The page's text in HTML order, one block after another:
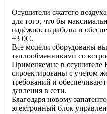
Осушители сжатого
для того, что бы
надёжность работы и
+3 0С.
Все модели оборудованы
теплообменниками со
Применяемые в осушителе
спроектированы с учётом
требований и
давления в сети.
Благодаря новому
электронный блок